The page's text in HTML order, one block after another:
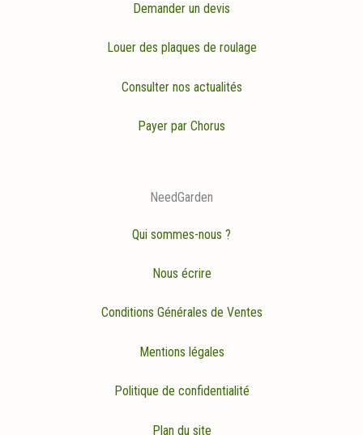
Demander un devis
Louer des plaques de roulage
Consulter nos actualités
Payer par Chorus
NeedGarden
Qui sommes-nous ?
Nous écrire
Conditions Générales de Ventes
Mentions légales
Politique de confidentialité
Plan du site